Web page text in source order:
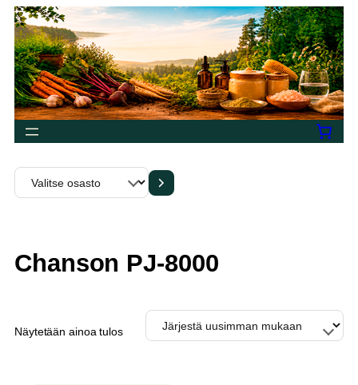
Siirry
sisältöön
Valitse
osasto
Chanson PJ-8000
Näytetään ainoa tulos